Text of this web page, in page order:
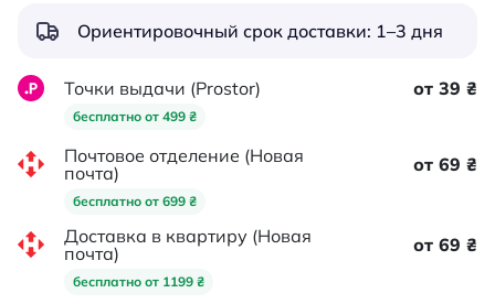
Ориентировочный срок доставки: 1–3 дня
Точки выдачи (Prostor)
бесплатно от 499 ₴
от 39 ₴
Почтовое отделение (Новая
почта)
бесплатно от 699 ₴
от 69 ₴
Доставка в квартиру (Новая
почта)
бесплатно от 1199 ₴
от 69 ₴